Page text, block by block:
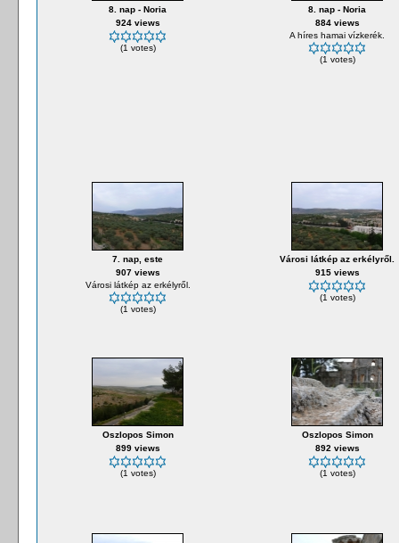
8. nap - Noria
924 views
(1 votes)
8. nap - Noria
884 views
A híres hamai vízkerék.
(1 votes)
7. nap, este
907 views
Városi látkép az erkélyről.
(1 votes)
Városi látkép az erkélyről.
915 views
(1 votes)
Oszlopos Simon
899 views
(1 votes)
Oszlopos Simon
892 views
(1 votes)